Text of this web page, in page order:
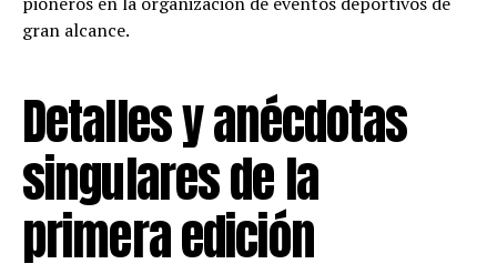
gran alcance.
Detalles y anécdotas
singulares de la
primera edición